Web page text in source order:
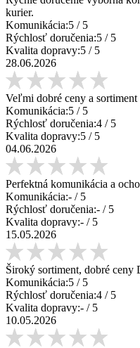
kurier.
Komunikácia:5 / 5
Rýchlosť doručenia:5 / 5
Kvalita dopravy:5 / 5
28.06.2026
Veľmi dobré ceny a
Komunikácia:5 / 5
Rýchlosť doručenia:4 / 5
Kvalita dopravy:5 / 5
04.06.2026
Perfektná komunikácia a
Komunikácia:- / 5
Rýchlosť doručenia:- / 5
Kvalita dopravy:- / 5
15.05.2026
Široký sortiment, dobré ceny
Komunikácia:5 / 5
Rýchlosť doručenia:4 / 5
Kvalita dopravy:- / 5
10.05.2026